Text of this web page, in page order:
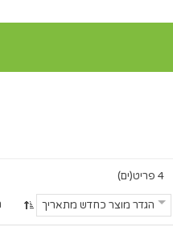
4 פריט(ים)
הגדר מוצר כחדש מתאריך